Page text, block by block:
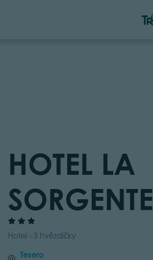
HOTEL LA
SORGENTE
Hotel - 3 hvězdičky
Tesero